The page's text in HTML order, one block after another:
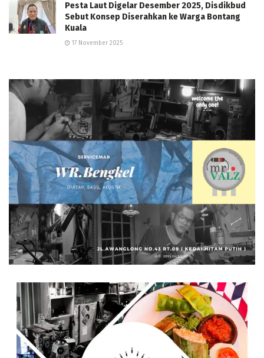
Pesta Laut Digelar Desember 2025, Disdikbud
Sebut Konsep Diserahkan ke Warga Bontang
Kuala
17 November 2025